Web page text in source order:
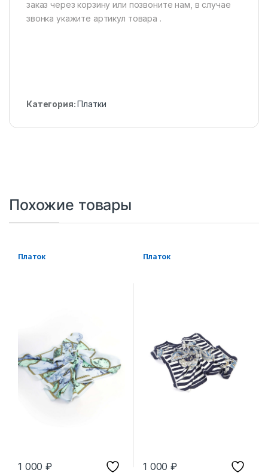
заказ через корзину или позвоните нам, в случае
звонка укажите артикул товара .
Категория:Платки
Похожие товары
Платок
1 000₽
Платок
1 000₽